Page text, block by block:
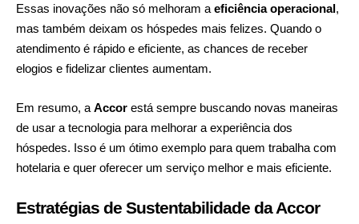
Essas inovações não só melhoram a eficiência operacional,
mas também deixam os hóspedes mais felizes. Quando o
atendimento é rápido e eficiente, as chances de receber
elogios e fidelizar clientes aumentam.
Em resumo, a Accor está sempre buscando novas maneiras
de usar a tecnologia para melhorar a experiência dos
hóspedes. Isso é um ótimo exemplo para quem trabalha com
hotelaria e quer oferecer um serviço melhor e mais eficiente.
Estratégias de Sustentabilidade da Accor